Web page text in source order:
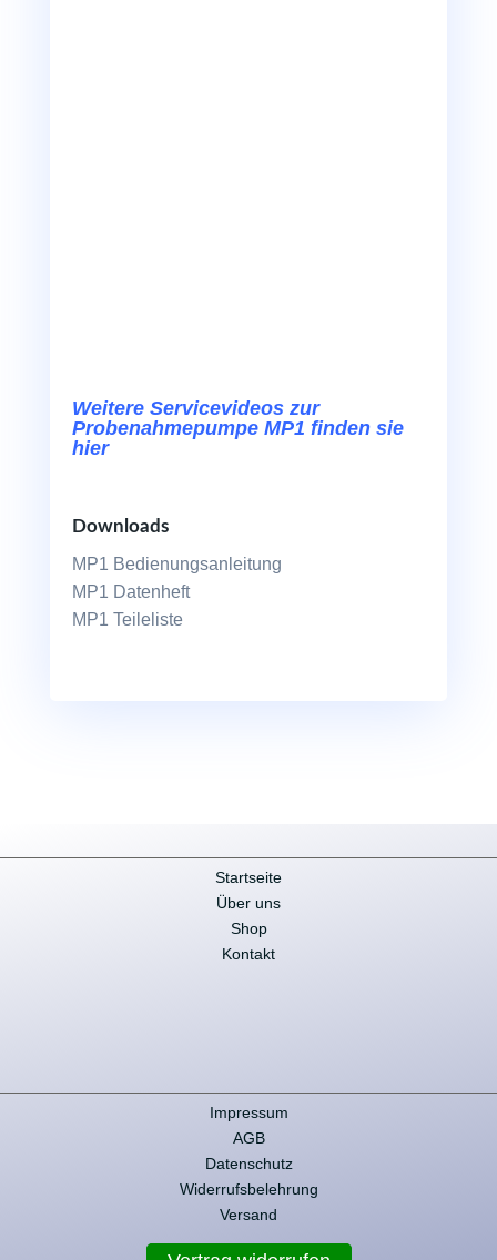
Weitere Servicevideos zur
Probenahmepumpe MP1 finden sie
hier
Downloads
MP1 Bedienungsanleitung
MP1 Datenheft
MP1 Teileliste
Startseite
Über uns
Shop
Kontakt
Impressum
AGB
Datenschutz
Widerrufsbelehrung
Versand